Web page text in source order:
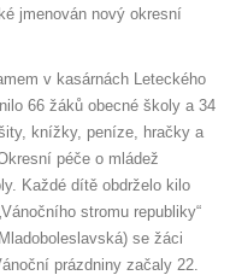
jmenován nový okresní
v kasárnách Leteckého
66 žáků obecné školy a 34
knížky, peníze, hračky a
péče o mládež
Každé dítě obdrželo kilo
stromu republiky“
se žáci
prázdniny začaly 22.